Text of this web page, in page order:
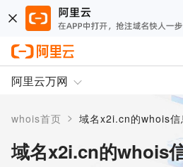
阿里云万网
whois首页 > 域名x2i.cn的whois信
域名x2i.cn的whois